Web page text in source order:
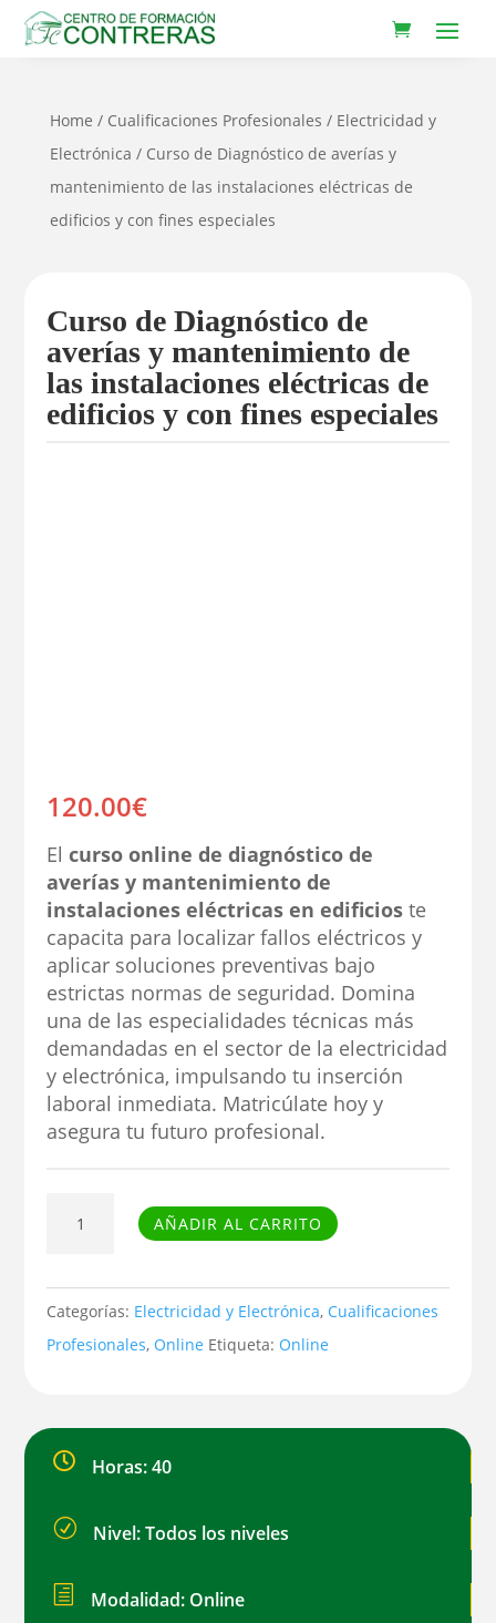
Home / Cualificaciones Profesionales / Electricidad y
Electrónica / Curso de Diagnóstico de averías y
mantenimiento de las instalaciones eléctricas de
edificios y con fines especiales
Curso de Diagnóstico de
averías y mantenimiento de
las instalaciones eléctricas de
edificios y con fines especiales
120.00€
Elcurso online de diagnóstico de
averías y mantenimiento de
instalaciones eléctricas en edificios te
capacita para localizar fallos eléctricos y
aplicar soluciones preventivas bajo
estrictas normas de seguridad. Domina
una de las especialidades técnicas más
demandadas en el sector de la electricidad
y electrónica, impulsando tu inserción
laboral inmediata. Matricúlate hoy y
asegura tu futuro profesional.
de
averías
las
eléctricas
edificios
AÑADIR AL CARRITO
Categorías: Electricidad y Electrónica, Cualificaciones
Profesionales, Online Etiqueta: Online
 Horas: 40
R Nivel: Todos los niveles
h Modalidad: Online